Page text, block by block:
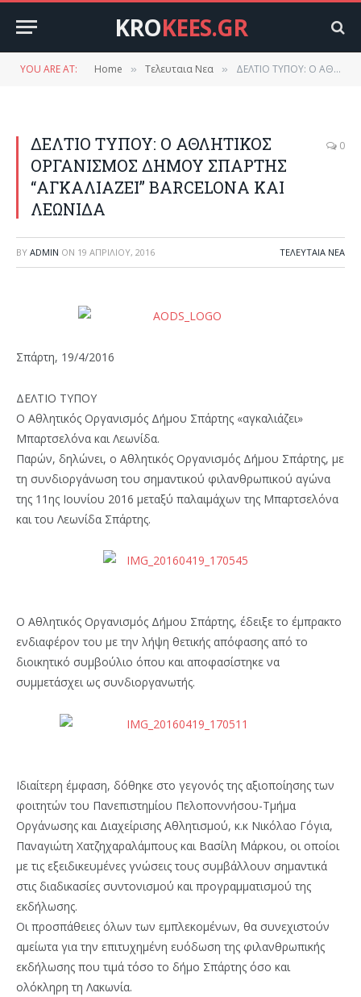
KROKEES.GR
YOU ARE AT: Home » Τελευταια Νεα » ΔΕΛΤΙΟ ΤΥΠΟΥ: Ο ΑΘΛΗΤΙΚΟΣ ΟΡΓΑΝΙΣΜΟΣ ΔΗΜΟΥ ΣΠΑΡΤΗΣ “ΑΓΚΑΛΙΑΖΕΙ” BARCELONA ΚΑΙ ΛΕΩΝΙΔΑ
ΔΕΛΤΙΟ ΤΥΠΟΥ: Ο ΑΘΛΗΤΙΚΟΣ
ΟΡΓΑΝΙΣΜΟΣ ΔΗΜΟΥ ΣΠΑΡΤΗΣ
“ΑΓΚΑΛΙΑΖΕΙ” BARCELONA ΚΑΙ
ΛΕΩΝΙΔΑ
0
BY ADMIN ON 19 ΑΠΡΙΛΊΟΥ, 2016 ΤΕΛΕΥΤΑΙΑ ΝΕΑ
Σπάρτη, 19/4/2016
ΔΕΛΤΙΟ ΤΥΠΟΥ
Ο Αθλητικός Οργανισμός Δήμου Σπάρτης «αγκαλιάζει»
Μπαρτσελόνα και Λεωνίδα.
Παρών, δηλώνει, ο Αθλητικός Οργανισμός Δήμου Σπάρτης, με
τη συνδιοργάνωση του σημαντικού φιλανθρωπικού αγώνα
της 11ης Ιουνίου 2016 μεταξύ παλαιμάχων της Μπαρτσελόνα
και του Λεωνίδα Σπάρτης.
Ο Αθλητικός Οργανισμός Δήμου Σπάρτης, έδειξε το έμπρακτο
ενδιαφέρον του με την λήψη θετικής απόφασης από το
διοικητικό συμβούλιο όπου και αποφασίστηκε να
συμμετάσχει ως συνδιοργανωτής.
Ιδιαίτερη έμφαση, δόθηκε στο γεγονός της αξιοποίησης των
φοιτητών του Πανεπιστημίου Πελοποννήσου-Τμήμα
Οργάνωσης και Διαχείρισης Αθλητισμού, κ.κ Νικόλαο Γόγια,
Παναγιώτη Χατζηχαραλάμπους και Βασίλη Μάρκου, οι οποίοι
με τις εξειδικευμένες γνώσεις τους συμβάλλουν σημαντικά
στις διαδικασίες συντονισμού και προγραμματισμού της
εκδήλωσης.
Οι προσπάθειες όλων των εμπλεκομένων, θα συνεχιστούν
αμείωτα για την επιτυχημένη ευόδωση της φιλανθρωπικής
εκδήλωσης που τιμά τόσο το δήμο Σπάρτης όσο και
ολόκληρη τη Λακωνία.